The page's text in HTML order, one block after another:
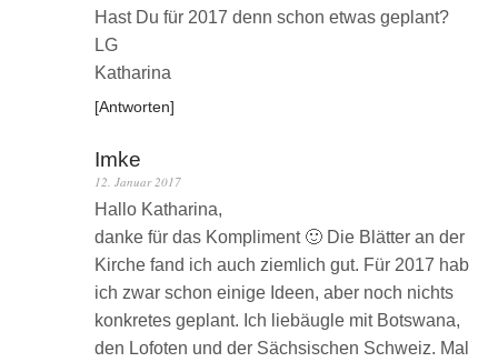
Hast Du für 2017 denn schon etwas geplant?
LG
Katharina
Antworten
Imke
12. Januar 2017
Hallo Katharina,
danke für das Kompliment 🙂 Die Blätter an der
Kirche fand ich auch ziemlich gut. Für 2017 hab
ich zwar schon einige Ideen, aber noch nichts
konkretes geplant. Ich liebäugle mit Botswana,
den Lofoten und der Sächsischen Schweiz. Mal